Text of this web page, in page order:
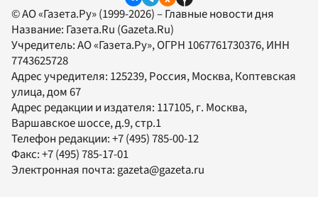
© АО «Газета.Ру» (1999-2026) – Главные новости дня
Название: Газета.Ru (Gazeta.Ru)
Учредитель:АО «Газета.Ру», ОГРН 1067761730376, ИНН
7743625728
Адрес учредителя: 125239, Россия, Москва, Коптевская
улица, дом 67
Адрес редакции и издателя: 117105, г. Москва,
Варшавское шоссе, д.9, стр.1
Телефон редакции:+7 (495) 785-00-12
Факс:+7 (495) 785-17-01
Электронная почта:gazeta@gazeta.ru